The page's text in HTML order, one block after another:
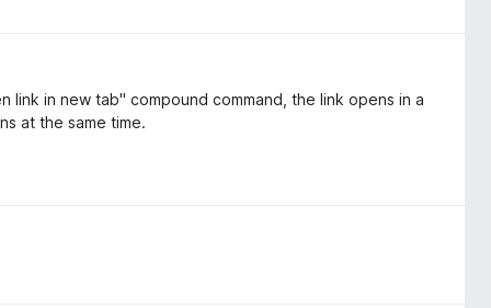
link in new tab" compound command, the link opens in a
at the same time.